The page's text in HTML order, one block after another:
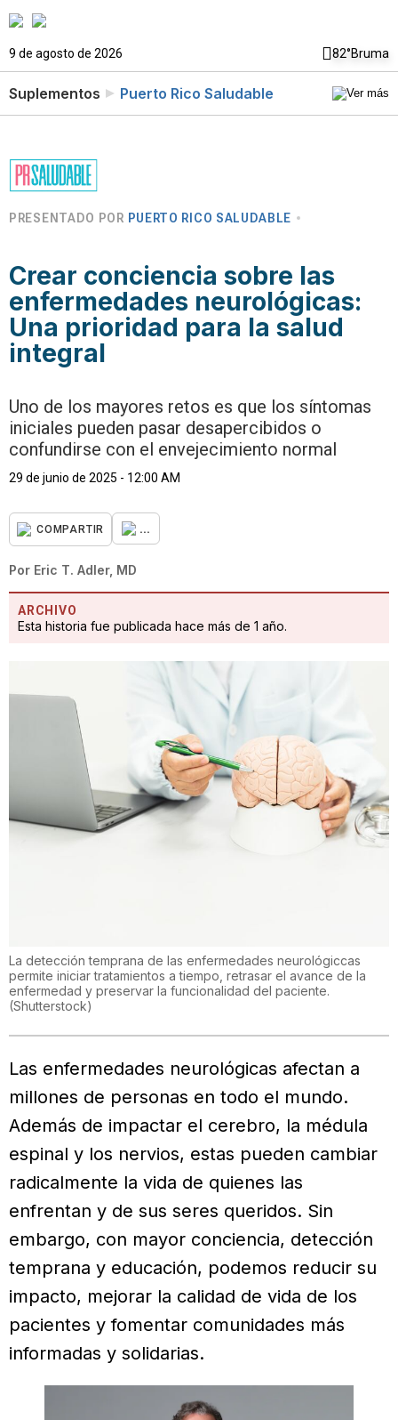
9 de agosto de 2026 82°Bruma
Suplementos Puerto Rico Saludable
PRESENTADO POR PUERTO RICO SALUDABLE
Crear conciencia sobre las
enfermedades neurológicas:
Una prioridad para la salud
integral
Uno de los mayores retos es que los síntomas
iniciales pueden pasar desapercibidos o
confundirse con el envejecimiento normal
29 de junio de 2025 - 12:00 AM
COMPARTIR ...
Por Eric T. Adler, MD
ARCHIVO
Esta historia fue publicada hace más de 1 año.
La detección temprana de las enfermedades neurológiccas
permite iniciar tratamientos a tiempo, retrasar el avance de la
enfermedad y preservar la funcionalidad del paciente.
(Shutterstock)
Las enfermedades neurológicas afectan a
millones de personas en todo el mundo.
Además de impactar el cerebro, la médula
espinal y los nervios, estas pueden cambiar
radicalmente la vida de quienes las
enfrentan y de sus seres queridos. Sin
embargo, con mayor conciencia, detección
temprana y educación, podemos reducir su
impacto, mejorar la calidad de vida de los
pacientes y fomentar comunidades más
informadas y solidarias.